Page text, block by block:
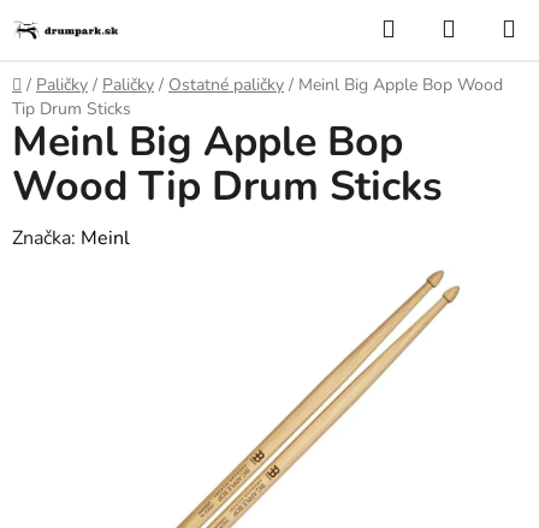
na
obsah
Hľadať
KOŠÍK
Domov
/ Paličky / Paličky / Ostatné paličky / Meinl Big Apple Bop Wood
Tip Drum Sticks
Meinl Big Apple Bop
Wood Tip Drum Sticks
Značka: Meinl